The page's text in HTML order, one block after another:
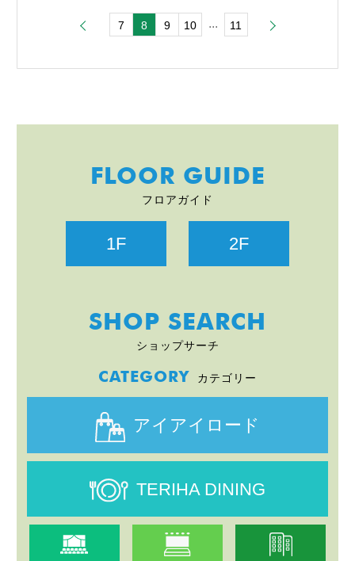
7 8 9 10 ... 11
FLOOR GUIDE
フロアガイド
1F 2F
SHOP SEARCH
ショップサーチ
CATEGORY カテゴリー
アイアイロード
TERIHA DINING